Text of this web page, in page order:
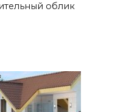
облик